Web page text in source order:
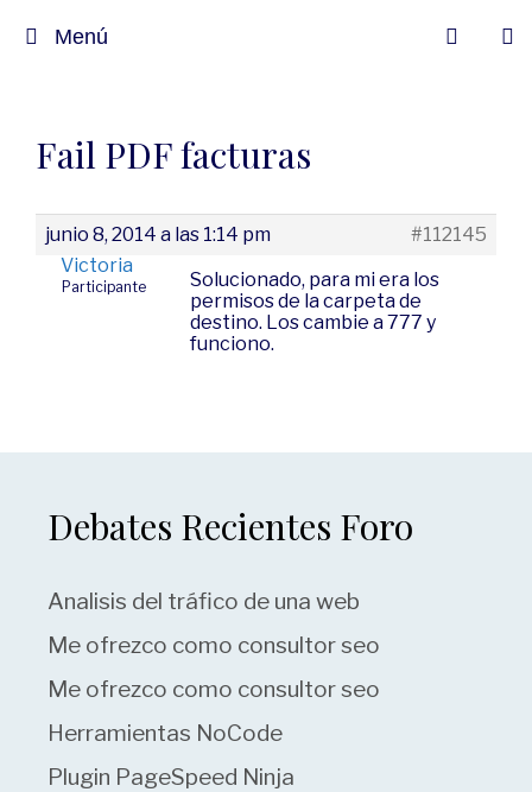
Menú
Fail PDF facturas
junio 8, 2014 a las 1:14 pm
#112145
Victoria
Participante
Solucionado, para mi era los
permisos de la carpeta de
destino. Los cambie a 777 y
funciono.
Debates Recientes Foro
Analisis del tráfico de una web
Me ofrezco como consultor seo
Me ofrezco como consultor seo
Herramientas NoCode
Plugin PageSpeed Ninja